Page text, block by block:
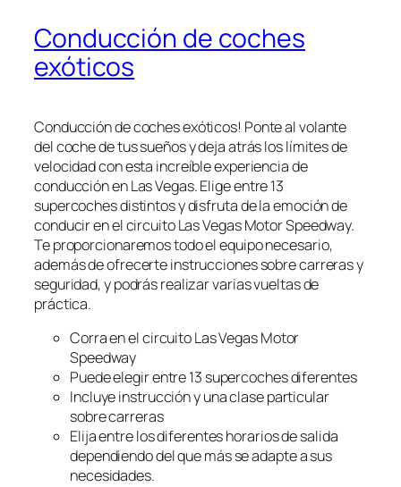
Conducción de coches
exóticos
Conducción de coches exóticos! Ponte al volante
del coche de tus sueños y deja atrás los límites de
velocidad con esta increíble experiencia de
conducción en Las Vegas. Elige entre 13
supercoches distintos y disfruta de la emoción de
conducir en el circuito Las Vegas Motor Speedway.
Te proporcionaremos todo el equipo necesario,
además de ofrecerte instrucciones sobre carreras y
seguridad, y podrás realizar varias vueltas de
práctica.
Corra en el circuito Las Vegas Motor
Speedway
Puede elegir entre 13 supercoches diferentes
Incluye instrucción y una clase particular
sobre carreras
Elija entre los diferentes horarios de salida
dependiendo del que más se adapte a sus
necesidades.